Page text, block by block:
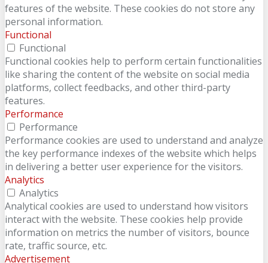
features of the website. These cookies do not store any
personal information.
Functional
Functional
Functional cookies help to perform certain functionalities
like sharing the content of the website on social media
platforms, collect feedbacks, and other third-party
features.
Performance
Performance
Performance cookies are used to understand and analyze
the key performance indexes of the website which helps
in delivering a better user experience for the visitors.
Analytics
Analytics
Analytical cookies are used to understand how visitors
interact with the website. These cookies help provide
information on metrics the number of visitors, bounce
rate, traffic source, etc.
Advertisement